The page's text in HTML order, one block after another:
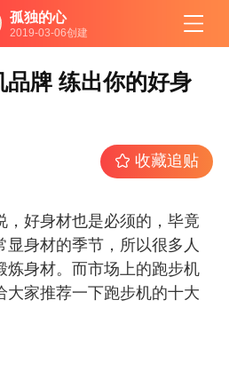
孤独的心
2019-03-06创建
牌 练出你的好身
收藏追贴
，好身材也是必须的，毕竟
显身材的季节，所以很多人
炼身材。而市场上的跑步机
大家推荐一下跑步机的十大